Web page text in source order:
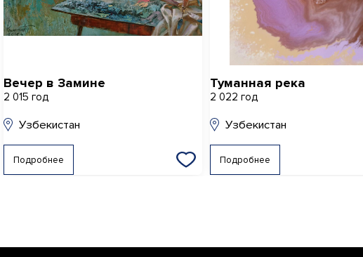
Вечер в Замине
2 015 год
Узбекистан
Подробнее
Туманная река
2 022 год
Узбекистан
Подробнее